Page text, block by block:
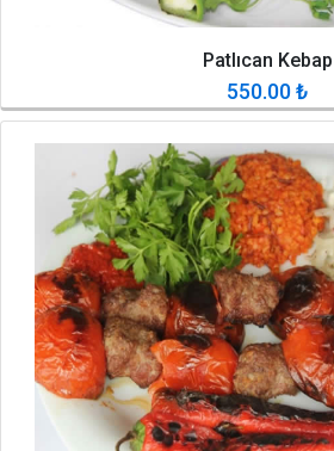
Patlıcan Kebap
550.00₺